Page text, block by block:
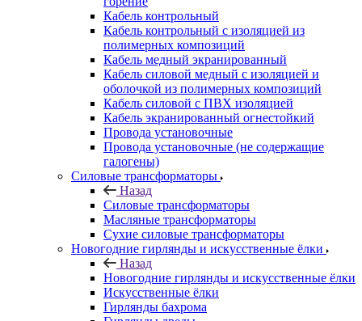
Кабель контрольный
Кабель контрольный с изоляцией из
полимерных композиций
Кабель медный экранированный
Кабель силовой медный с изоляцией и
оболочкой из полимерных композиций
Кабель силовой с ПВХ изоляцией
Кабель экранированный огнестойкий
Провода установочные
Провода установочные (не содержащие
галогены)
Силовые трансформаторы
Назад
Силовые трансформаторы
Масляные трансформаторы
Сухие силовые трансформаторы
Новогодние гирлянды и искусственные ёлки
Назад
Новогодние гирлянды и искусственные ёлки
Искусственные ёлки
Гирлянды бахрома